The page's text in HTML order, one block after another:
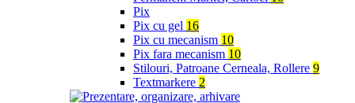
Pix
Pix cu gel 16
Pix cu mecanism 10
Pix fara mecanism 10
Stilouri, Patroane Cerneala, Rollere 9
Textmarkere 2